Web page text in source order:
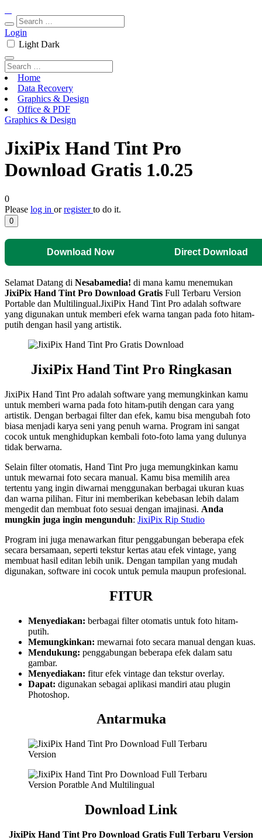
Login
Light Dark
Home
Data Recovery
Graphics & Design
Office & PDF
Graphics & Design
JixiPix Hand Tint Pro
Download Gratis 1.0.25
0
Please log in orregisterto do it.
0
Download Now Direct Download
Selamat Datang di Nesabamedia! di mana kamu menemukan
JixiPix Hand Tint Pro Download Gratis Full Terbaru Version
Portable dan Multilingual.JixiPix Hand Tint Pro adalah software
yang digunakan untuk memberi efek warna tangan pada foto hitam-
putih dengan hasil yang artistik.
JixiPix Hand Tint Pro Ringkasan
JixiPix Hand Tint Pro adalah software yang memungkinkan kamu
untuk memberi warna pada foto hitam-putih dengan cara yang
artistik. Dengan berbagai filter dan efek, kamu bisa mengubah foto
biasa menjadi karya seni yang penuh warna. Program ini sangat
cocok untuk menghidupkan kembali foto-foto lama yang dulunya
tidak berwarna.
Selain filter otomatis, Hand Tint Pro juga memungkinkan kamu
untuk mewarnai foto secara manual. Kamu bisa memilih area
tertentu yang ingin diwarnai menggunakan berbagai ukuran kuas
dan warna pilihan. Fitur ini memberikan kebebasan lebih dalam
mengedit dan membuat foto sesuai dengan imajinasi. Anda
mungkin juga ingin mengunduh: JixiPix Rip Studio
Program ini juga menawarkan fitur penggabungan beberapa efek
secara bersamaan, seperti tekstur kertas atau efek vintage, yang
membuat hasil editan lebih unik. Dengan tampilan yang mudah
digunakan, software ini cocok untuk pemula maupun profesional.
FITUR
Menyediakan: berbagai filter otomatis untuk foto hitam-
putih.
Memungkinkan: mewarnai foto secara manual dengan kuas.
Mendukung: penggabungan beberapa efek dalam satu
gambar.
Menyediakan: fitur efek vintage dan tekstur overlay.
Dapat: digunakan sebagai aplikasi mandiri atau plugin
Photoshop.
Antarmuka
Download Link
JixiPix Hand Tint Pro Download Gratis Full Terbaru Version